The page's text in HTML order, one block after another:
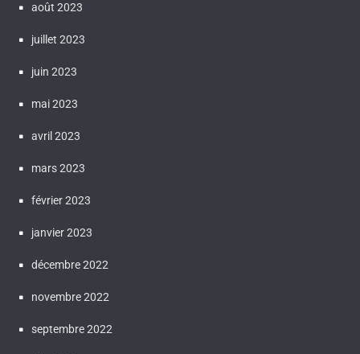
août 2023
juillet 2023
juin 2023
mai 2023
avril 2023
mars 2023
février 2023
janvier 2023
décembre 2022
novembre 2022
septembre 2022